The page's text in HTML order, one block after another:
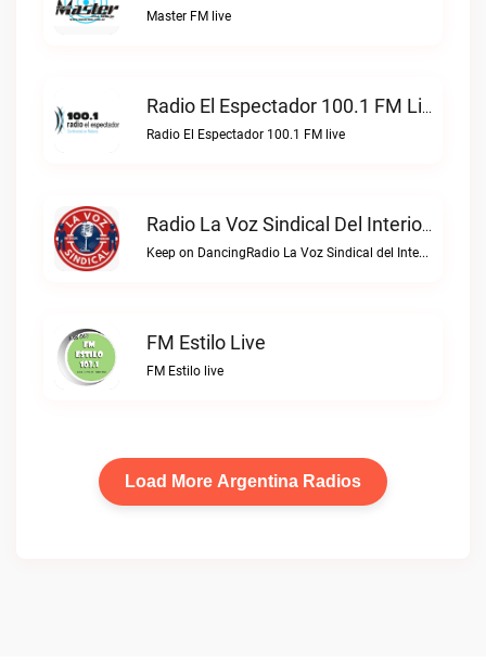
Master FM live
Radio El Espectador 100.1 FM Live
Radio El Espectador 100.1 FM live
Radio La Voz Sindical Del Interior Live
Keep on DancingRadio La Voz Sindical del Interior live
FM Estilo Live
FM Estilo live
Load More Argentina Radios